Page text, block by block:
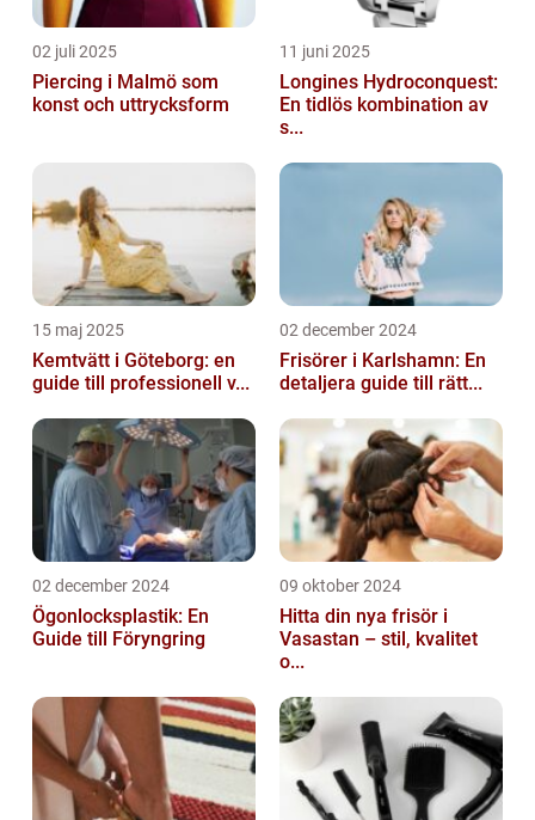
02 juli 2025
Piercing i Malmö som
konst och uttrycksform
11 juni 2025
Longines Hydroconquest:
En tidlös kombination av
s...
15 maj 2025
Kemtvätt i Göteborg: en
guide till professionell v...
02 december 2024
Frisörer i Karlshamn: En
detaljera guide till rätt...
02 december 2024
Ögonlocksplastik: En
Guide till Föryngring
09 oktober 2024
Hitta din nya frisör i
Vasastan – stil, kvalitet
o...